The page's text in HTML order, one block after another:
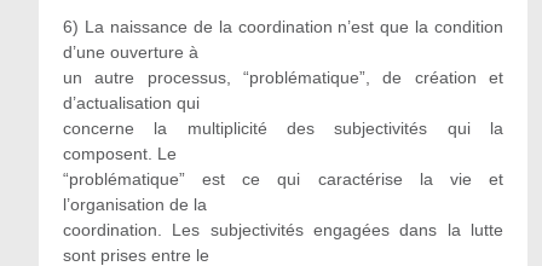
6) La naissance de la coordination n’est que la condition
d’une ouverture à
un autre processus, “problématique”, de création et
d’actualisation qui
concerne la multiplicité des subjectivités qui la
composent. Le
“problématique” est ce qui caractérise la vie et
l’organisation de la
coordination. Les subjectivités engagées dans la lutte
sont prises entre le